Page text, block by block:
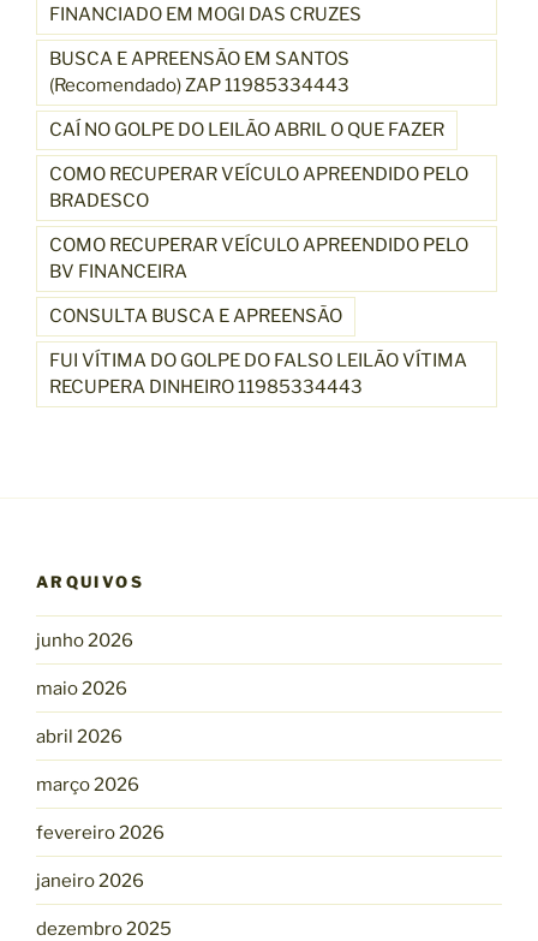
FINANCIADO EM MOGI DAS CRUZES
BUSCA E APREENSÃO EM SANTOS
(Recomendado) ZAP 11985334443
CAÍ NO GOLPE DO LEILÃO ABRIL O QUE FAZER
COMO RECUPERAR VEÍCULO APREENDIDO PELO
BRADESCO
COMO RECUPERAR VEÍCULO APREENDIDO PELO
BV FINANCEIRA
CONSULTA BUSCA E APREENSÃO
FUI VÍTIMA DO GOLPE DO FALSO LEILÃO VÍTIMA
RECUPERA DINHEIRO 11985334443
ARQUIVOS
junho 2026
maio 2026
abril 2026
março 2026
fevereiro 2026
janeiro 2026
dezembro 2025